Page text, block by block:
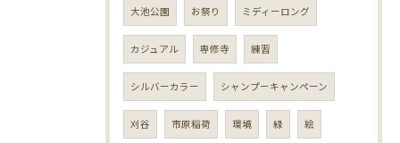
大池公園 お祭り ミディーロング
カジュアル 専修寺 練習
シルバーカラー シャンプーキャンペーン
刈谷 市原稲荷 環境 緑 絵